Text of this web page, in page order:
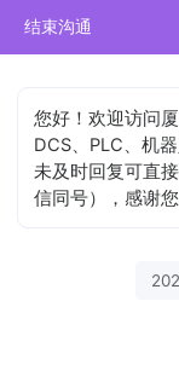
结束沟通
您好！欢迎访问
DCS、PLC、机
未及时回复可直
信同号），感谢